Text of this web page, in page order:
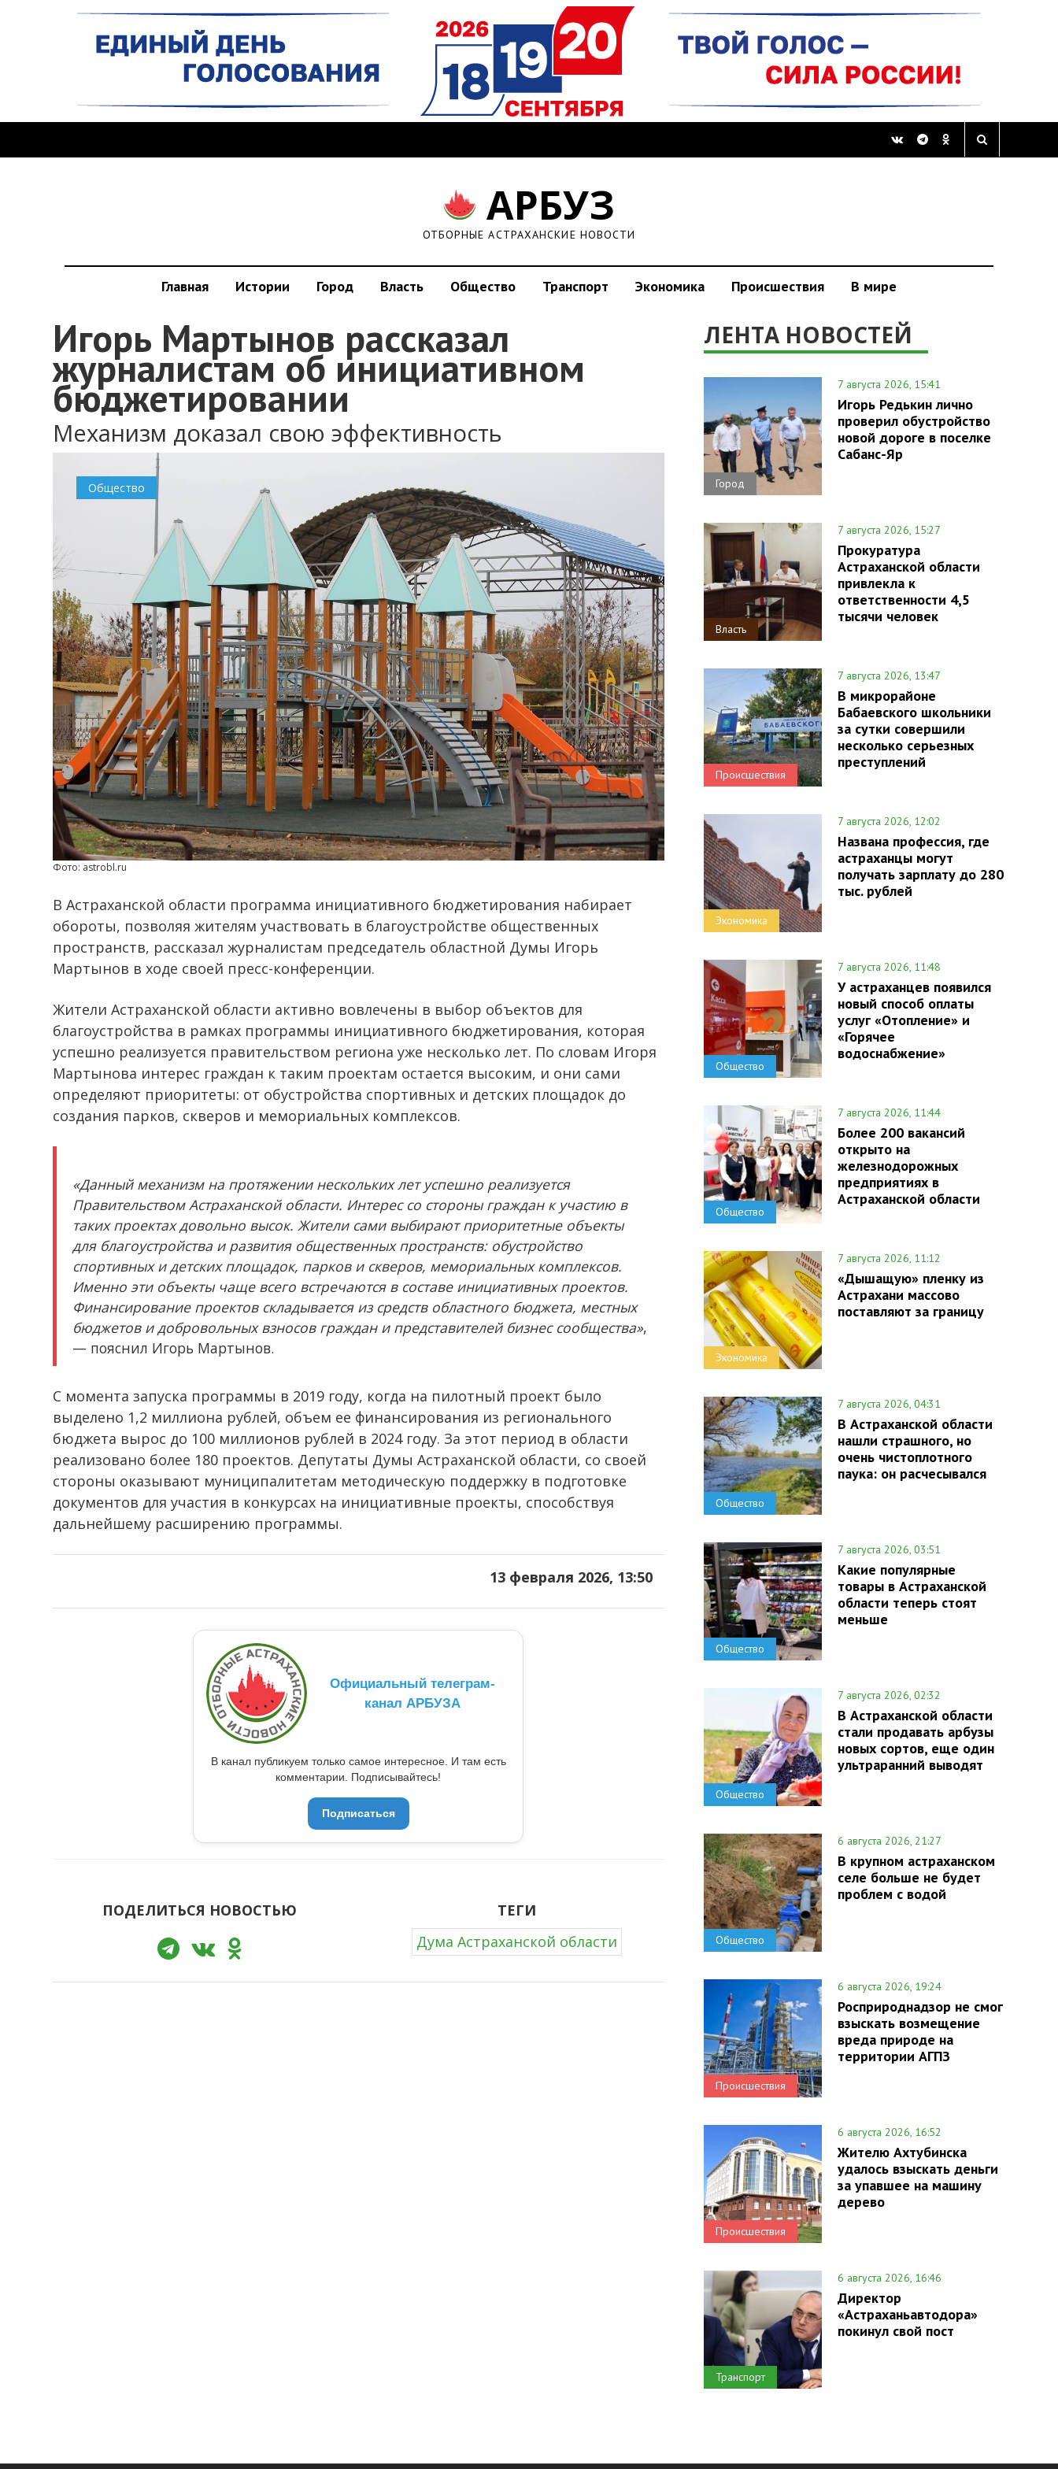
АРБУЗ
ОТБОРНЫЕ АСТРАХАНСКИЕ НОВОСТИ
Главная Истории Город Власть Общество Транспорт Экономика Происшествия В мире
Игорь Мартынов рассказал
журналистам об инициативном
бюджетировании
Механизм доказал свою эффективность
Общество
Фото: astrobl.ru
В Астраханской области программа инициативного бюджетирования набирает
обороты, позволяя жителям участвовать в благоустройстве общественных
пространств, рассказал журналистам председатель областной Думы Игорь
Мартынов в ходе своей пресс-конференции.
Жители Астраханской области активно вовлечены в выбор объектов для
благоустройства в рамках программы инициативного бюджетирования, которая
успешно реализуется правительством региона уже несколько лет. По словам Игоря
Мартынова интерес граждан к таким проектам остается высоким, и они сами
определяют приоритеты: от обустройства спортивных и детских площадок до
создания парков, скверов и мемориальных комплексов.
«Данный механизм на протяжении нескольких лет успешно реализуется
Правительством Астраханской области. Интерес со стороны граждан к участию в
таких проектах довольно высок. Жители сами выбирают приоритетные объекты
для благоустройства и развития общественных пространств: обустройство
спортивных и детских площадок, парков и скверов, мемориальных комплексов.
Именно эти объекты чаще всего встречаются в составе инициативных проектов.
Финансирование проектов складывается из средств областного бюджета, местных
бюджетов и добровольных взносов граждан и представителей бизнес сообщества»,
— пояснил Игорь Мартынов.
С момента запуска программы в 2019 году, когда на пилотный проект было
выделено 1,2 миллиона рублей, объем ее финансирования из регионального
бюджета вырос до 100 миллионов рублей в 2024 году. За этот период в области
реализовано более 180 проектов. Депутаты Думы Астраханской области, со своей
стороны оказывают муниципалитетам методическую поддержку в подготовке
документов для участия в конкурсах на инициативные проекты, способствуя
дальнейшему расширению программы.
13 февраля 2026, 13:50
Официальный телеграм-
канал АРБУЗА
В канал публикуем только самое интересное. И там есть
комментарии. Подписывайтесь!
Подписаться
ПОДЕЛИТЬСЯ НОВОСТЬЮ
ТЕГИ
Дума Астраханской области
ЛЕНТА НОВОСТЕЙ
Город
7 августа 2026, 15:41
Игорь Редькин лично
проверил обустройство
новой дороге в поселке
Сабанс-Яр
Власть
7 августа 2026, 15:27
Прокуратура
Астраханской области
привлекла к
ответственности 4,5
тысячи человек
Происшествия
7 августа 2026, 13:47
В микрорайоне
Бабаевского школьники
за сутки совершили
несколько серьезных
преступлений
Экономика
7 августа 2026, 12:02
Названа профессия, где
астраханцы могут
получать зарплату до 280
тыс. рублей
Общество
7 августа 2026, 11:48
У астраханцев появился
новый способ оплаты
услуг «Отопление» и
«Горячее
водоснабжение»
Общество
7 августа 2026, 11:44
Более 200 вакансий
открыто на
железнодорожных
предприятиях в
Астраханской области
Экономика
7 августа 2026, 11:12
«Дышащую» пленку из
Астрахани массово
поставляют за границу
Общество
7 августа 2026, 04:31
В Астраханской области
нашли страшного, но
очень чистоплотного
паука: он расчесывался
Общество
7 августа 2026, 03:51
Какие популярные
товары в Астраханской
области теперь стоят
меньше
Общество
7 августа 2026, 02:32
В Астраханской области
стали продавать арбузы
новых сортов, еще один
ультраранний выводят
Общество
6 августа 2026, 21:27
В крупном астраханском
селе больше не будет
проблем с водой
Происшествия
6 августа 2026, 19:24
Росприроднадзор не смог
взыскать возмещение
вреда природе на
территории АГПЗ
Происшествия
6 августа 2026, 16:52
Жителю Ахтубинска
удалось взыскать деньги
за упавшее на машину
дерево
Транспорт
6 августа 2026, 16:46
Директор
«Астраханьавтодора»
покинул свой пост